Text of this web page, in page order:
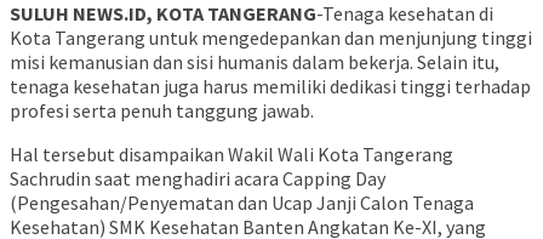
SULUH NEWS.ID, KOTA TANGERANG-Tenaga kesehatan di
Kota Tangerang untuk mengedepankan dan menjunjung tinggi
misi kemanusian dan sisi humanis dalam bekerja. Selain itu,
tenaga kesehatan juga harus memiliki dedikasi tinggi terhadap
profesi serta penuh tanggung jawab.
Hal tersebut disampaikan Wakil Wali Kota Tangerang
Sachrudin saat menghadiri acara Capping Day
(Pengesahan/Penyematan dan Ucap Janji Calon Tenaga
Kesehatan) SMK Kesehatan Banten Angkatan Ke-XI, yang